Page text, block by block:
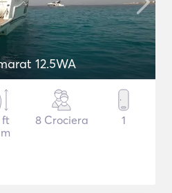
12.5WA
ft
8 Crociera 1